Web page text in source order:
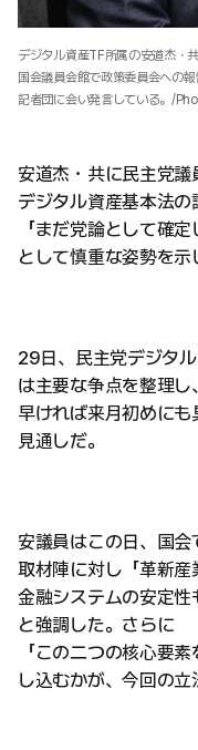
デジタル資産TF所属の安道杰・
国会議員会館で政策委員会への報
記者団に会い発言している。/
安道杰・共に民主党議
デジタル資産基本法の
「まだ党論として確定
として慎重な姿勢を示
29日、民主党デジタ
は主要な争点を整理し
早ければ来月初めに
見通しだ。
安議員はこの日、国会
取材陣に対し「革新産
金融システムの安定性
と強調した。さらに
「この二つの核心要
し込むかが、今回の立